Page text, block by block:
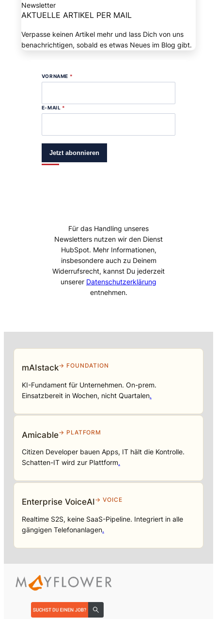
Newsletter
AKTUELLE ARTIKEL PER MAIL
Verpasse keinen Artikel mehr und lass Dich von uns
benachrichtigen, sobald es etwas Neues im Blog gibt.
VORNAME *
E-MAIL *
Jetzt abonnieren
Für das Handling unseres
Newsletters nutzen wir den Dienst
HubSpot. Mehr Informationen,
insbesondere auch zu Deinem
Widerrufsrecht, kannst Du jederzeit
unserer Datenschutzerklärung
entnehmen.
mAIstack→ FOUNDATION
KI-Fundament für Unternehmen. On-prem.
Einsatzbereit in Wochen, nicht Quartalen.
Amicable→ PLATFORM
Citizen Developer bauen Apps, IT hält die Kontrolle.
Schatten-IT wird zur Plattform.
Enterprise VoiceAI→ VOICE
Realtime S2S, keine SaaS-Pipeline. Integriert in alle
gängigen Telefonanlagen.